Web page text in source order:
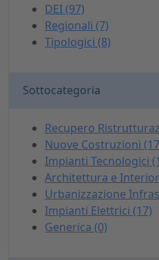
DEI (97)
Regionali (7)
Tipologici (8)
Sottocategoria
Recupero
Nuove Costruzioni
Impianti Tecnologici
Architettura e
Urbanizzazione
Impianti Elettrici (17)
Generica (0)